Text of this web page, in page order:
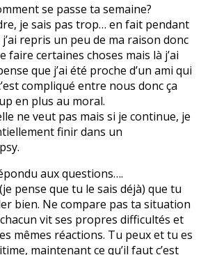
se passe ta semaine?
je sais pas trop… en fait pendant
repris un peu de ma raison donc
faire certaines choses mais là j’ai
que j’ai été proche d’un ami qui
compliqué entre nous donc ça
en plus au moral.
ne veut pas mais si je continue, je
finir dans un
aux questions….
pense que tu le sais déjà) que tu
bien. Ne compare pas ta situation
vit ses propres difficultés et
mêmes réactions. Tu peux et tu es
maintenant ce qu’il faut c’est